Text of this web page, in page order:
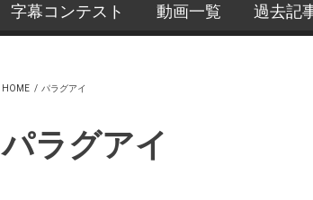
字幕コンテスト 動画一覧 過去記
HOME / パラグアイ
パラグアイ